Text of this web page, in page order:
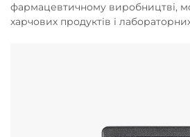
фармацевтичному виробництві,
харчових продуктів і